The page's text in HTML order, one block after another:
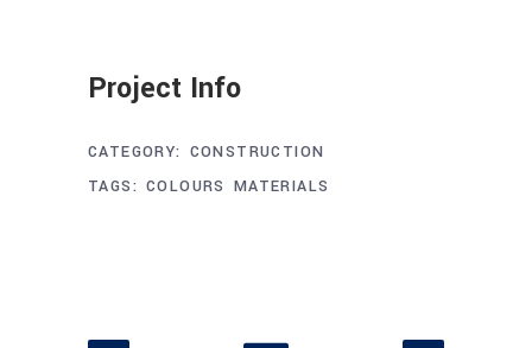
Project Info
CATEGORY: CONSTRUCTION
TAGS: COLOURS MATERIALS